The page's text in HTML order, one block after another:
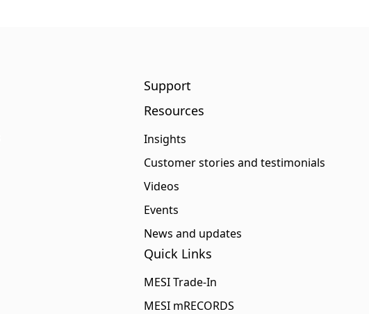
Support
Resources
Insights
Customer stories and testimonials
Videos
Events
News and updates
Quick Links
MESI Trade-In
MESI mRECORDS